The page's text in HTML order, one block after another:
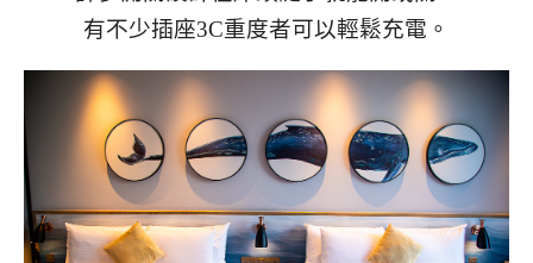
有不少插座3C重度者可以輕鬆充電。